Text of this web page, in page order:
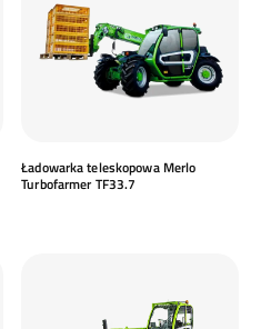
Ładowarka teleskopowa Merlo
Turbofarmer TF33.7